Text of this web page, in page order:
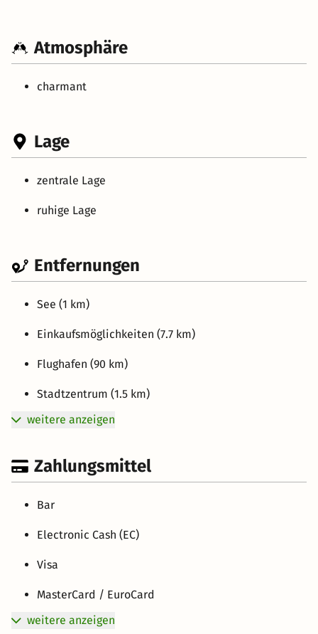
Atmosphäre
charmant
Lage
zentrale Lage
ruhige Lage
Entfernungen
See (1 km)
Einkaufsmöglichkeiten (7.7 km)
Flughafen (90 km)
Stadtzentrum (1.5 km)
weitere anzeigen
Zahlungsmittel
Bar
Electronic Cash (EC)
Visa
MasterCard / EuroCard
weitere anzeigen